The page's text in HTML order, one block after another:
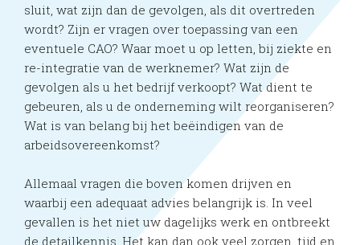
sluit, wat zijn dan de gevolgen, als dit overtreden
wordt? Zijn er vragen over toepassing van een
eventuele CAO? Waar moet u op letten, bij ziekte en
re-integratie van de werknemer? Wat zijn de
gevolgen als u het bedrijf verkoopt? Wat dient te
gebeuren, als u de onderneming wilt reorganiseren?
Wat is van belang bij het beëindigen van de
arbeidsovereenkomst?
Allemaal vragen die boven komen drijven en
waarbij een adequaat advies belangrijk is. In veel
gevallen is het niet uw dagelijks werk en ontbreekt
de detailkennis. Het kan dan ook veel zorgen, tijd en